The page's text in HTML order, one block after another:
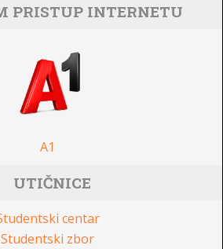
PRISTUP INTERNETU
A1
UTIČNICE
centar
Studentski zbor